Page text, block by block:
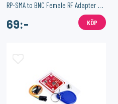
RP-SMA to BNC Female RF Adapter Cable
69:- KÖP